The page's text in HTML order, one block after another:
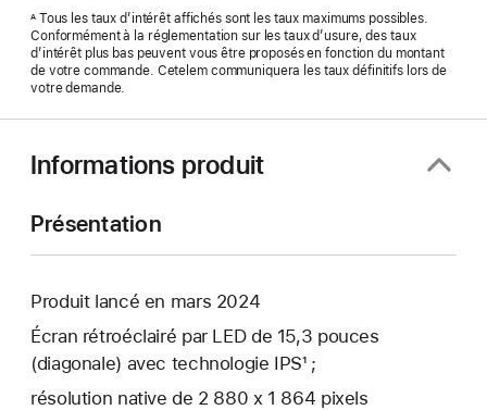
ATous les taux d’intérêt affichés sont les taux maximums possibles.
Conformément à la réglementation sur les taux d’usure, des taux
d’intérêt plus bas peuvent vous être proposés en fonction du montant
de votre commande. Cetelem communiquera les taux définitifs lors de
votre demande.
Informations produit
Présentation
Produit lancé en mars 2024
Écran rétroéclairé par LED de 15,3 pouces
(diagonale) avec technologie IPS¹ ;
résolution native de 2 880 x 1 864 pixels